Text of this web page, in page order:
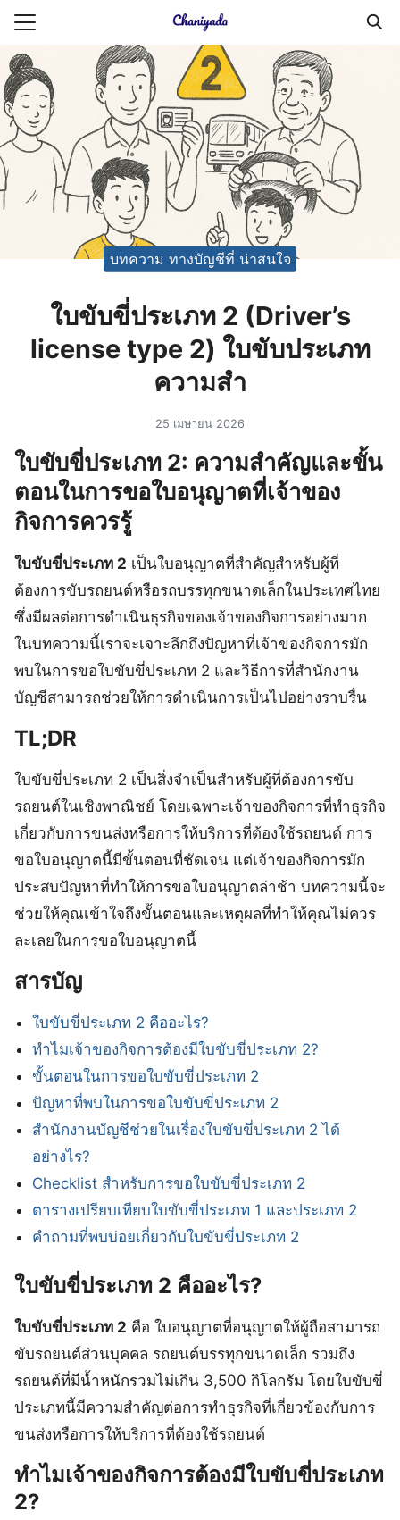
Skip
content
ยความเป็นส่วนตัว
ญชี (Accounting service)
ญชี (Accounting
Search
for:
บทความ ทางบัญชีที่ น่าสนใจ
ใบขับขี่ประเภท 2 (Driver’s
license type 2) ใบขับประเภท
ความสำ
25 เมษายน 2026
ใบขับขี่ประเภท 2: ความสำคัญและขั้น
ตอนในการขอใบอนุญาตที่เจ้าของ
กิจการควรรู้
ใบขับขี่ประเภท 2 เป็นใบอนุญาตที่สำคัญสำหรับผู้ที่
ต้องการขับรถยนต์หรือรถบรรทุกขนาดเล็กในประเทศไทย
ซึ่งมีผลต่อการดำเนินธุรกิจของเจ้าของกิจการอย่างมาก
ในบทความนี้เราจะเจาะลึกถึงปัญหาที่เจ้าของกิจการมัก
พบในการขอใบขับขี่ประเภท 2 และวิธีการที่สำนักงาน
บัญชีสามารถช่วยให้การดำเนินการเป็นไปอย่างราบรื่น
TL;DR
ใบขับขี่ประเภท 2 เป็นสิ่งจำเป็นสำหรับผู้ที่ต้องการขับ
รถยนต์ในเชิงพาณิชย์ โดยเฉพาะเจ้าของกิจการที่ทำธุรกิจ
เกี่ยวกับการขนส่งหรือการให้บริการที่ต้องใช้รถยนต์ การ
ขอใบอนุญาตนี้มีขั้นตอนที่ชัดเจน แต่เจ้าของกิจการมัก
ประสบปัญหาที่ทำให้การขอใบอนุญาตล่าช้า บทความนี้จะ
ช่วยให้คุณเข้าใจถึงขั้นตอนและเหตุผลที่ทำให้คุณไม่ควร
ละเลยในการขอใบอนุญาตนี้
สารบัญ
ใบขับขี่ประเภท 2 คืออะไร?
ทำไมเจ้าของกิจการต้องมีใบขับขี่ประเภท 2?
ขั้นตอนในการขอใบขับขี่ประเภท 2
ปัญหาที่พบในการขอใบขับขี่ประเภท 2
สำนักงานบัญชีช่วยในเรื่องใบขับขี่ประเภท 2 ได้
อย่างไร?
Checklist สำหรับการขอใบขับขี่ประเภท 2
ตารางเปรียบเทียบใบขับขี่ประเภท 1 และประเภท 2
คำถามที่พบบ่อยเกี่ยวกับใบขับขี่ประเภท 2
ใบขับขี่ประเภท 2 คืออะไร?
ใบขับขี่ประเภท 2 คือ ใบอนุญาตที่อนุญาตให้ผู้ถือสามารถ
ขับรถยนต์ส่วนบุคคล รถยนต์บรรทุกขนาดเล็ก รวมถึง
รถยนต์ที่มีน้ำหนักรวมไม่เกิน 3,500 กิโลกรัม โดยใบขับขี่
ประเภทนี้มีความสำคัญต่อการทำธุรกิจที่เกี่ยวข้องกับการ
ขนส่งหรือการให้บริการที่ต้องใช้รถยนต์
ทำไมเจ้าของกิจการต้องมีใบขับขี่ประเภท
2?